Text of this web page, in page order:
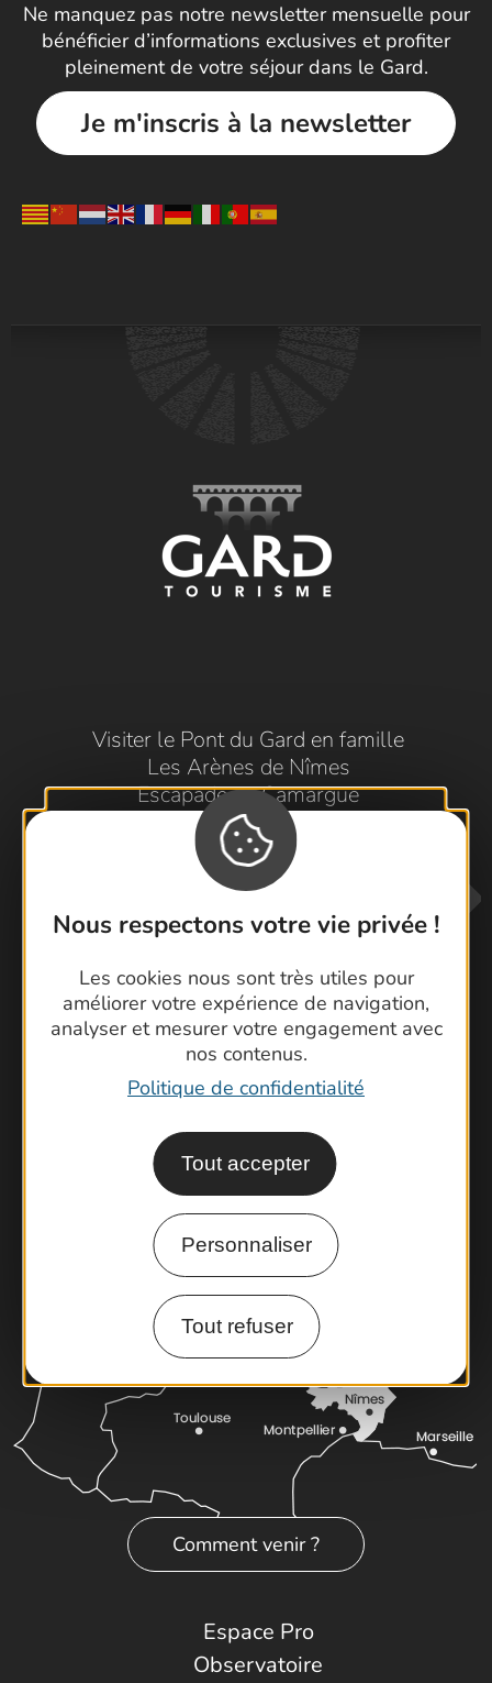
Nous respectons votre vie privée !
Les cookies nous sont très utiles pour
améliorer votre expérience de navigation,
analyser et mesurer votre engagement avec
nos contenus.
Politique de confidentialité
Tout accepter
Personnaliser
Tout refuser
Ne manquez pas notre newsletter mensuelle pour
bénéficier d’informations exclusives et profiter
pleinement de votre séjour dans le Gard.
Je m'inscris à la newsletter
Visiter le Pont du Gard en famille
Les Arènes de Nîmes
Escapade en Camargue
Randonnée en Cévennes
Contactez-nous !
Foire aux questions
Cartoguides et Topoguides
Latitude Gard
Comment venir ?
Espace Pro
Observatoire